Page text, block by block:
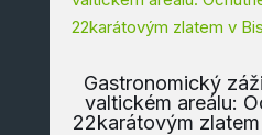
Gastronomický
valtickém areálu:
22karátovým